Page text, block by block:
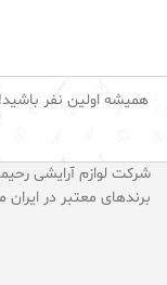
همیشه اولین نفر
شرکت لوازم آرایشی
برندهای معتبر در